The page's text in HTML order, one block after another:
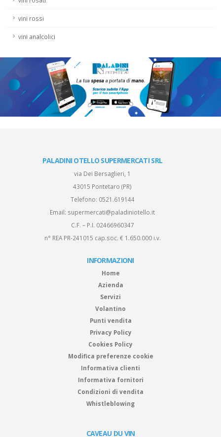
vini rossi
vini analcolici
PALADINI OTELLO SUPERMERCATI SRL
via Dei Bersaglieri, 1
43015 Pontetaro (PR)
Telefono: 0521.619144
Email: supermercati@paladiniotello.it
C.F. – P.I. 02466960347
n° REA PR-241015 cap.soc. € 1.650.000 i.v.
INFORMAZIONI
Home
Azienda
Servizi
Volantino
Punti vendita
Privacy Policy
Cookies Policy
Modifica preferenze cookie
Informativa clienti
Informativa fornitori
Condizioni di vendita
Whistleblowing
CAVEAU DU VIN